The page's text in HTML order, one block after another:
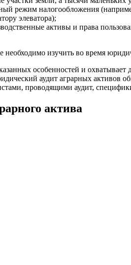
режим налогообложения
элеватора);
активы и права
изучить во время
особенностей и
аудит аграрных активов
проводящими аудит,
актива